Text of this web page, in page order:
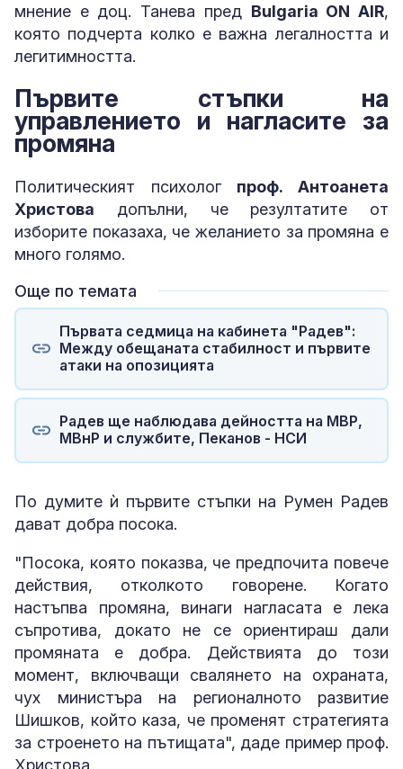
мнение е доц. Танева пред Bulgaria ON AIR,
която подчерта колко е важна легалността и
легитимността.
Първите стъпки на
управлението и нагласите за
промяна
Политическият психолог проф. Антоанета
Христова допълни, че резултатите от
изборите показаха, че желанието за промяна е
много голямо.
Още по темата
Първата седмица на кабинета "Радев":
Между обещаната стабилност и първите
атаки на опозицията
Радев ще наблюдава дейността на МВР,
МВнР и службите, Пеканов - НСИ
По думите ѝ първите стъпки на Румен Радев
дават добра посока.
"Посока, която показва, че предпочита повече
действия, отколкото говорене. Когато
настъпва промяна, винаги нагласата е лека
съпротива, докато не се ориентираш дали
промяната е добра. Действията до този
момент, включващи свалянето на охраната,
чух министъра на регионалното развитие
Шишков, който каза, че променят стратегията
за строенето на пътищата", даде пример проф.
Христова.